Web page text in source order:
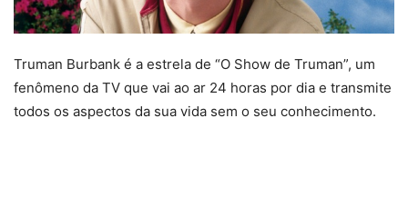
Truman Burbank é a estrela de “O Show de Truman”, um
fenômeno da TV que vai ao ar 24 horas por dia e transmite
todos os aspectos da sua vida sem o seu conhecimento.